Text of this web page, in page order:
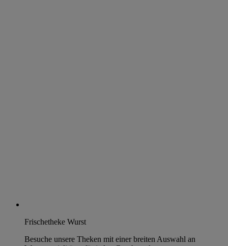
Frischetheke Wurst
Besuche unsere Theken mit einer breiten Auswahl an